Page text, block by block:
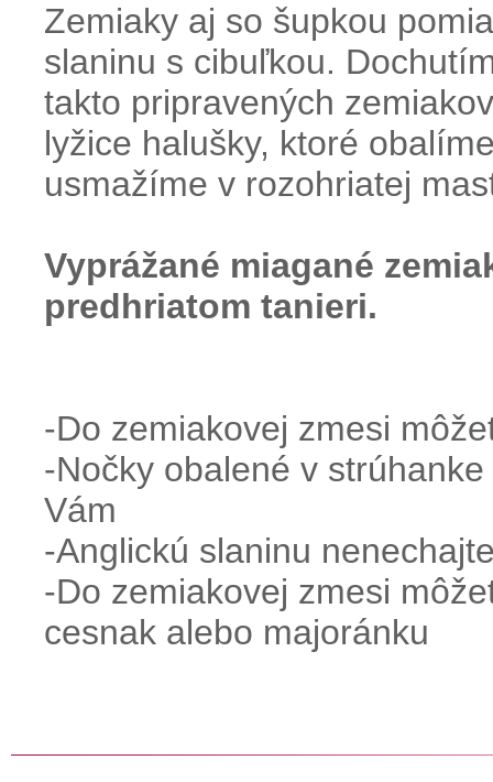
Zemiaky aj so šupkou
slaninu s cibuľkou.
takto pripravených
lyžice halušky, ktoré
usmažíme v rozohriatej
Vyprážané miagané
predhriatom tanieri.
-Do zemiakovej zmesi
-Nočky obalené v
Vám
-Anglickú slaninu
-Do zemiakovej zmesi
cesnak alebo majoránku